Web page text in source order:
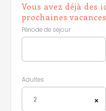
Vous avez déjà des
prochaines
Période de séjour
Adultes
×
2